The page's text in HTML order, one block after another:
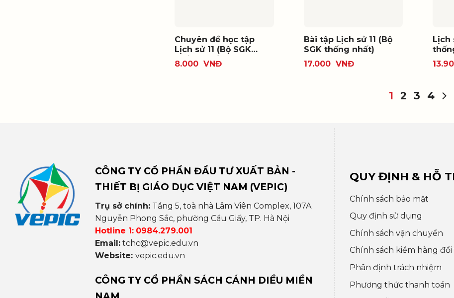
Chuyên đề học tập
Lịch sử 11 (Bộ SGK
thống nhất)
8.000 VNĐ
Bài tập Lịch sử 11 (Bộ
SGK thống nhất)
17.000 VNĐ
Lịch
1 2 3 4
CÔNG TY CỔ PHẦN ĐẦU TƯ XUẤT BẢN -
THIẾT BỊ GIÁO DỤC VIỆT NAM (VEPIC)
Trụ sở chính:Tầng 5, toà nhà Lâm Viên Complex, 107A
Nguyễn Phong Sắc, phường Cầu Giấy, TP. Hà Nội
Hotline 1: 0984.279.001
Email: tchc@vepic.edu.vn
Website: vepic.edu.vn
CÔNG TY CỔ PHẦN SÁCH CÁNH DIỀU MIỀN
QUY ĐỊNH & HỖ
Chính sách bảo mật
Quy định sử dụng
Chính sách vận chuyển
Chính sách kiểm hàng đổi
Phân định trách nhiệm
Phương thức thanh toán